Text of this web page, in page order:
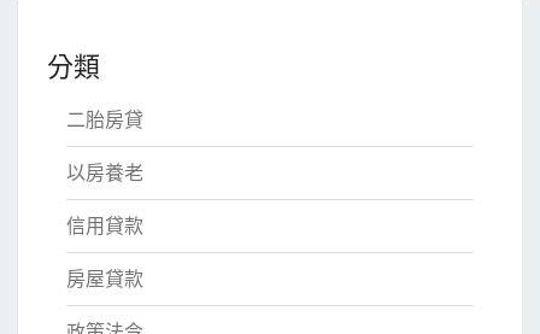
分類
二胎房貸
以房養老
信用貸款
房屋貸款